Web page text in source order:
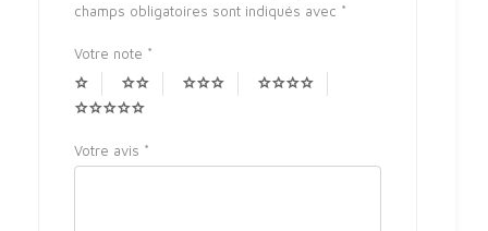
champs obligatoires sont indiqués avec *
Votre note *
Votre avis *